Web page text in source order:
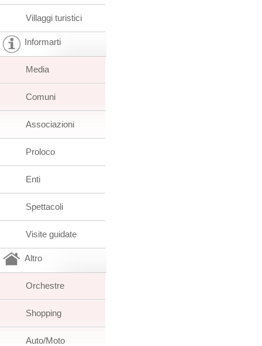
Villaggi turistici
Informarti
Media
Comuni
Associazioni
Proloco
Enti
Spettacoli
Visite guidate
Altro
Orchestre
Shopping
Auto/Moto